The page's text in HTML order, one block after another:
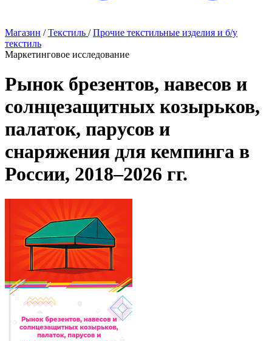
Магазин / Текстиль / Прочие текстильные изделия и б/у
текстиль
Маркетинговое исследование
Рынок брезентов, навесов и
солнцезащитных козырьков,
палаток, парусов и
снаряжения для кемпинга в
России, 2018–2026 гг.